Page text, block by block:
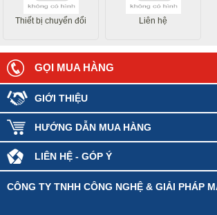
Thiết bị chuyển đổi Liên hệ
GỌI MUA HÀNG
GIỚI THIỆU
HƯỚNG DẪN MUA HÀNG
LIÊN HỆ - GÓP Ý
CÔNG TY TNHH CÔNG NGHỆ & GIẢI PHÁP